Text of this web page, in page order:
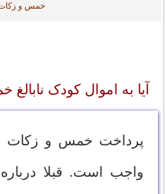
خمس و زکات
آیا به اموال کودک
پرداخت خمس و زکات
واجب است. قبلا